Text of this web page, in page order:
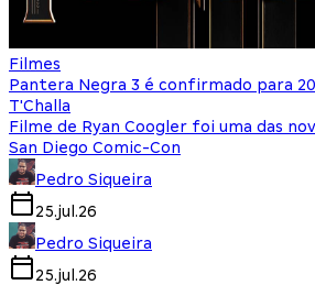
Filmes
Pantera Negra 3 é confirmado para
T'Challa
Filme de Ryan Coogler foi uma das
San Diego Comic-Con
Pedro Siqueira
25.jul.26
Pedro Siqueira
25.jul.26